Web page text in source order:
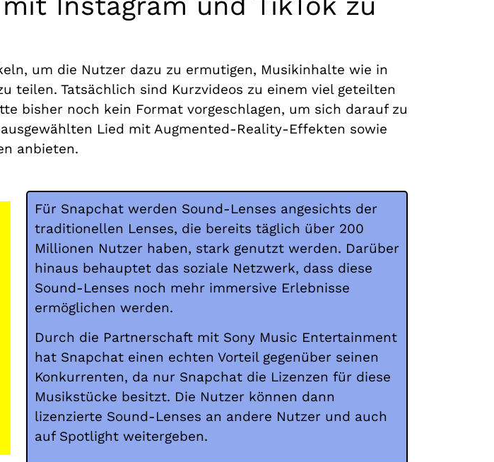
um die Nutzer dazu zu ermutigen, Musikinhalte wie in
teilen. Tatsächlich sind Kurzvideos zu einem viel geteilten
bisher noch kein Format vorgeschlagen, um sich darauf zu
Lied mit Augmented-Reality-Effekten sowie
anbieten.
Für Snapchat werden Sound-Lenses angesichts der
traditionellen Lenses, die bereits täglich über 200
Millionen Nutzer haben, stark genutzt werden. Darüber
hinaus behauptet das soziale Netzwerk, dass diese
Sound-Lenses noch mehr immersive Erlebnisse
ermöglichen werden.
Durch die Partnerschaft mit Sony Music Entertainment
hat Snapchat einen echten Vorteil gegenüber seinen
Konkurrenten, da nur Snapchat die Lizenzen für diese
Musikstücke besitzt. Die Nutzer können dann
lizenzierte Sound-Lenses an andere Nutzer und auch
auf Spotlight weitergeben.